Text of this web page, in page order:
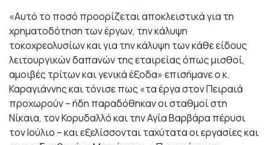
«Αυτό το ποσό προορίζεται αποκλειστικά για τη
χρηματοδότηση των έργων, την κάλυψη
τοκοχρεολυσίων και για την κάλυψη των κάθε είδους
λειτουργικών δαπανών της εταιρείας όπως μισθοί,
αμοιβές τρίτων και γενικά έξοδα» επισήμανε ο κ.
Καραγιάννης και τόνισε πως «τα έργα στον Πειραιά
προχωρούν – ήδη παραδόθηκαν οι σταθμοί στη
Νίκαια, τον Κορυδαλλό και την Αγία Βαρβάρα πέρυσι
τον Ιούλιο – και εξελίσσονται ταχύτατα οι εργασίες και